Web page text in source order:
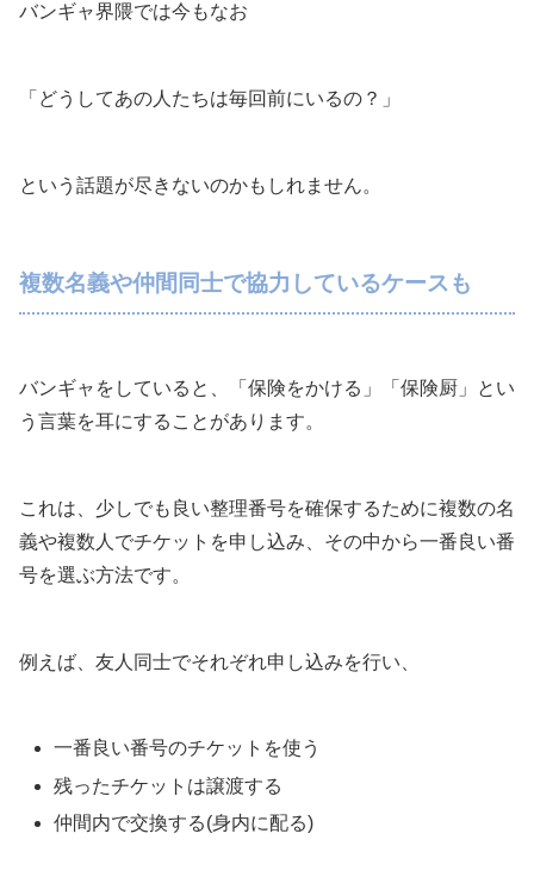
バンギャ界隈では今もなお
「どうしてあの人たちは毎回前にいるの？」
という話題が尽きないのかもしれません。
複数名義や仲間同士で協力しているケースも
バンギャをしていると、「保険をかける」「保険厨」とい
う言葉を耳にすることがあります。
これは、少しでも良い整理番号を確保するために複数の名
義や複数人でチケットを申し込み、その中から一番良い番
号を選ぶ方法です。
例えば、友人同士でそれぞれ申し込みを行い、
一番良い番号のチケットを使う
残ったチケットは譲渡する
仲間内で交換する(身内に配る)